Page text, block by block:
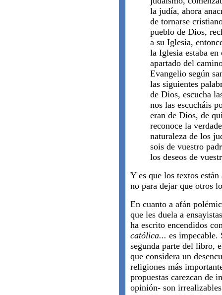
la judía, ahora
de tornarse
pueblo de Dios,
a su Iglesia,
la Iglesia estaba en
apartado del
Evangelio según
las siguientes
de Dios, escucha
nos las escucháis
eran de Dios, de
reconoce la
naturaleza de los
sois de vuestro
los deseos de
Y es que los textos
no para dejar que otros
En cuanto a afán
que les duela a
ha escrito encendidos
católica... es impecable.
segunda parte del libro,
que considera un
religiones más
propuestas carezcan de
opinión- son